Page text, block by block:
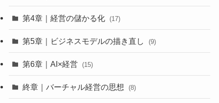
第4章｜経営の儲かる化 (17)
第5章｜ビジネスモデルの描き直し (9)
第6章｜AI×経営 (15)
終章｜バーチャル経営の思想 (8)